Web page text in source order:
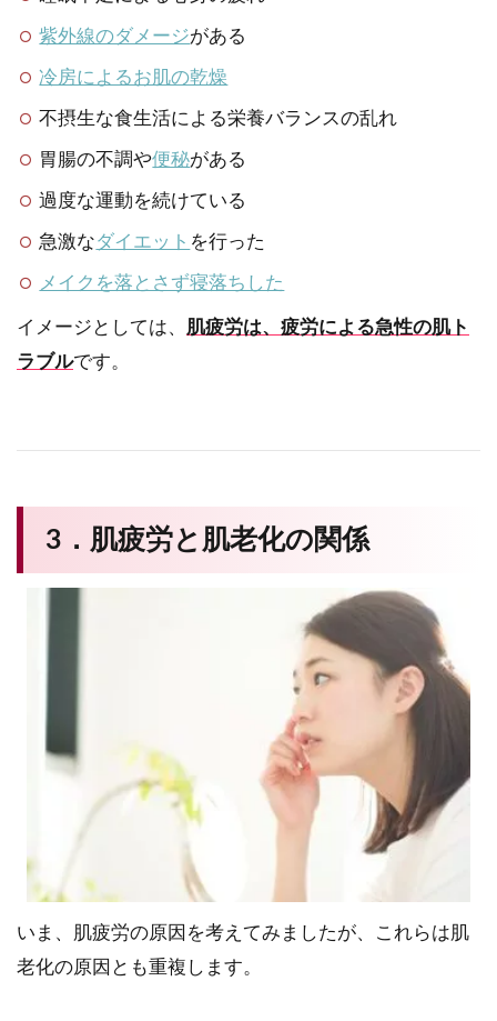
紫外線のダメージがある
冷房によるお肌の乾燥
不摂生な食生活による栄養バランスの乱れ
胃腸の不調や便秘がある
過度な運動を続けている
急激なダイエット を行った
メイクを落とさず寝落ちした
イメージとしては、 肌疲労は、疲労による急性の肌ト
ラブルです。
3．肌疲労と肌老化の関係
いま、肌疲労の原因を考えてみましたが、これらは肌
老化の原因とも重複します。